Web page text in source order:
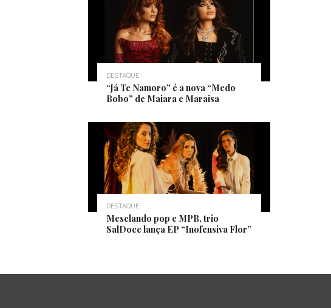
DESTAQUE
“Já Te Namoro” é a nova “Medo
Bobo” de Maiara e Maraisa
DESTAQUE
Mesclando pop e MPB, trio
SalDoce lança EP “Inofensiva Flor”